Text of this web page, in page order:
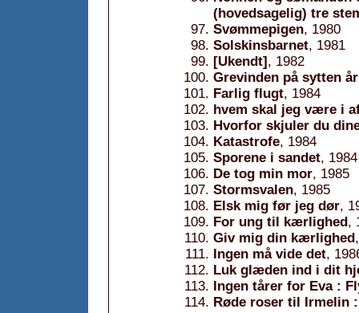
(hovedsagelig) tre
Svømmepigen, 1980
Solskinsbarnet, 1981
[Ukendt], 1982
Grevinden på sytten år
Farlig flugt, 1984
hvem skal jeg være i
Hvorfor skjuler du
Katastrofe, 1984
Sporene i sandet, 1984
De tog min mor, 1985
Stormsvalen, 1985
Elsk mig før jeg dør,
For ung til kærlighed,
Giv mig din kærlighed
Ingen må vide det,
Luk glæden ind i dit
Ingen tårer for Eva :
Røde roser til Irmelin